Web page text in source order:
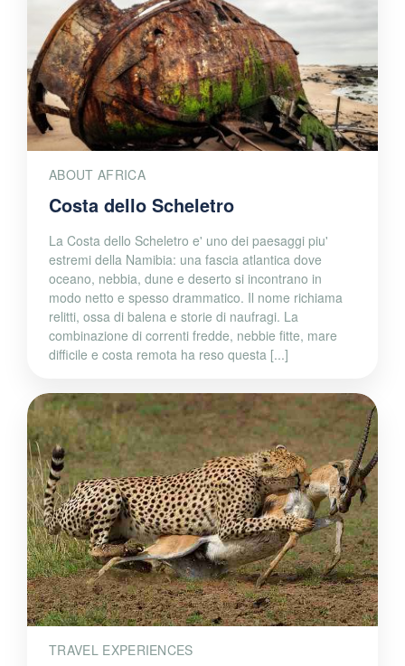
ABOUT AFRICA
Costa dello Scheletro
La Costa dello Scheletro e' uno dei paesaggi piu'
estremi della Namibia: una fascia atlantica dove
oceano, nebbia, dune e deserto si incontrano in
modo netto e spesso drammatico. Il nome richiama
relitti, ossa di balena e storie di naufragi. La
combinazione di correnti fredde, nebbie fitte, mare
difficile e costa remota ha reso questa [...]
TRAVEL EXPERIENCES